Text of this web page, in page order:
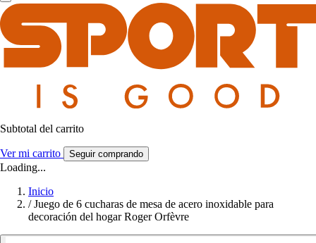
Subtotal del carrito
Ver mi carrito Seguir comprando
Loading...
Inicio
/ Juego de 6 cucharas de mesa de acero inoxidable para
decoración del hogar Roger Orfèvre